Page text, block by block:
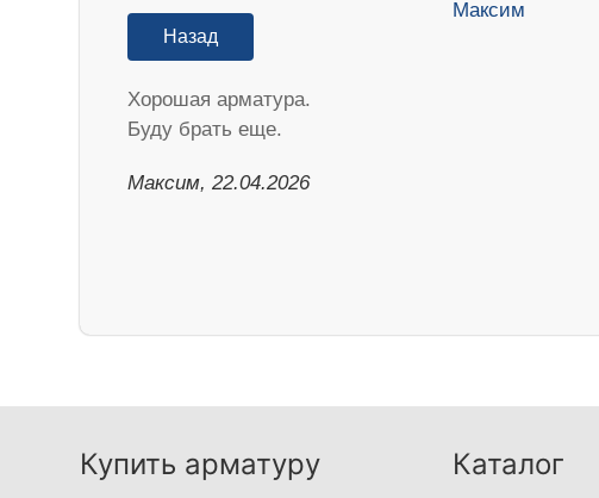
Назад
Хорошая арматура.
Буду брать еще.
Максим, 22.04.2026
Купить арматуру Каталог